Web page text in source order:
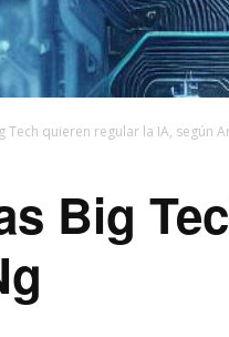
Tech quieren regular la IA, según
Big